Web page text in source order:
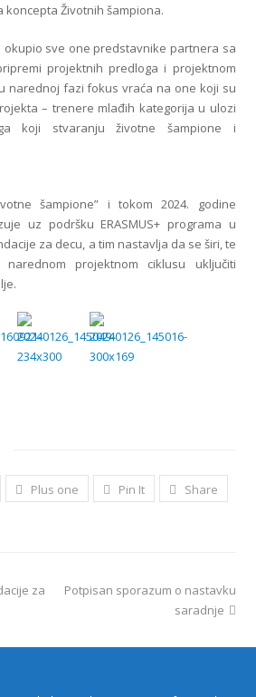
koncepta Životnih šampiona.
okupio sve one predstavnike partnera sa
projektnih predloga i projektnom
narednoj fazi fokus vraća na one koji su
– trenere mlađih kategorija u ulozi
koji stvaranju životne šampione i
šampione” i tokom 2024. godine
uz podršku ERASMUS+ programa u
za decu, a tim nastavlja da se širi, te
projektnom ciklusu uključiti
Plus one Pin It Share
za
Potpisan sporazum o nastavku
saradnje